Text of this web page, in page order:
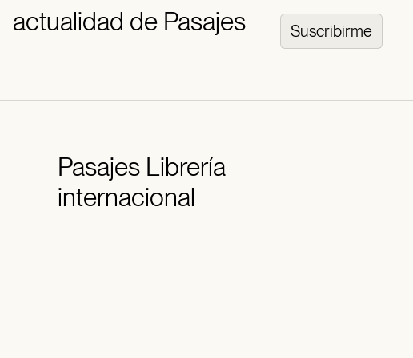
actualidad de Pasajes Suscribirme
PasajesLibrería
internacional